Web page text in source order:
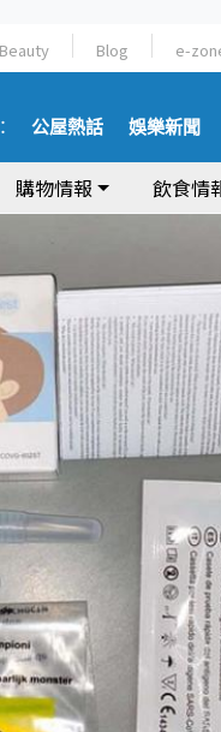
Beauty Blog e-
公屋熱話 娛樂新聞
購物情報 飲食情